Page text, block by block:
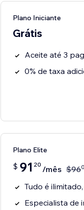
Plano Iniciante
Grátis
Aceite até 3
0% de taxa
Plano Elite
$ 91 20 /mês $96
Tudo é ilimitado,
Especialista de